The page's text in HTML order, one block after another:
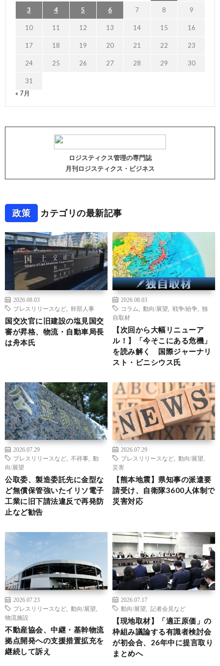
3 4 5 6 7 8 9
10 11 12 13 14 15 16
17 18 19 20 21 22 23
24 25 26 27 28 29 30
31
« 7月
ロジスティクス管理の専門誌
月刊ロジスティクス・ビジネス
政策 カテゴリの最新記事
2026.08.03
プレスリリースなど
幹部人事
国交次官に旧建設の塩見国交
審が昇格、物流・自動車局長
は舟本氏
2026.08.03
コラム
動向/展望 戦争/紛争
独
自取材
【次回から大幅リニューア
ル！】「今そこにある危機」
を読み解く 国際ジャーナリ
スト・ビニシウス氏
2026.07.29
プレスリリースなど
不祥事
動
向/展望
公取委、製造委託先に金型な
ど無償保管強いたイリソ電子
工業に旧下請法違反で再発防
止など勧告
2026.07.29
プレスリリースなど
動向/展望
災害
【熊本地震】県知事の派遣要
請受け、自衛隊3600人体制で
災害対応
2026.07.23
プレスリリースなど
動向/展望
物流施設
不動産協会、中継・基幹物流
拠点開発への支援措置拡充を
継続して訴え
2026.07.17
動向/展望
記者会見など
【現地取材】「適正原価」の
枠組み議論する有識者検討会
が初会合、26年中に提言取り
まとめへ